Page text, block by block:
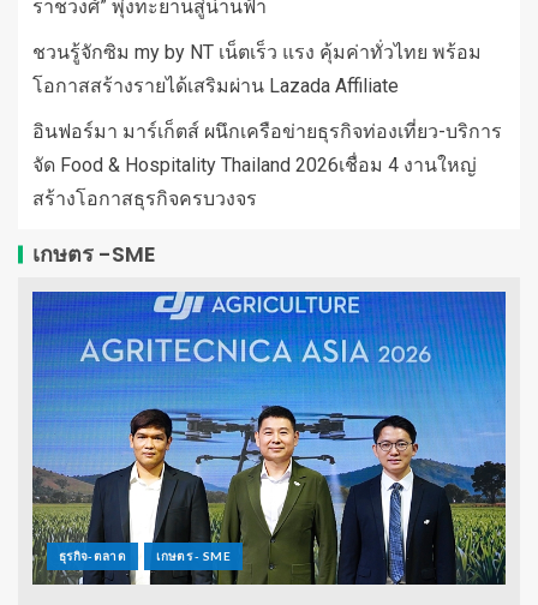
ราชวงศ์” พุ่งทะยานสู่น่านฟ้า
ชวนรู้จักซิม my by NT เน็ตเร็ว แรง คุ้มค่าทั่วไทย พร้อม
โอกาสสร้างรายได้เสริมผ่าน Lazada Affiliate
อินฟอร์มา มาร์เก็ตส์ ผนึกเครือข่ายธุรกิจท่องเที่ยว-บริการ
จัด Food & Hospitality Thailand 2026เชื่อม 4 งานใหญ่
สร้างโอกาสธุรกิจครบวงจร
เกษตร -SME
ธุรกิจ-ตลาด เกษตร - SME